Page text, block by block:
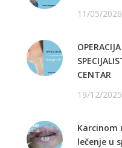
11/05/2026
CENTAR
19/12/2025
Karcinom
lečenje u